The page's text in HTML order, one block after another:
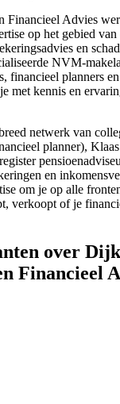
Financieel Advies
op het gebied
en
NVM-
financieel planners
met kennis en
netwerk van
planner),
en
om je op alle
verkoopt of je
over
Financieel